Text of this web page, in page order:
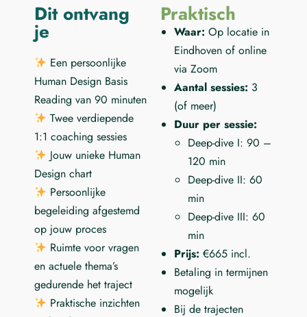
Dit ontvang
je
Een persoonlijke
Human Design Basis
Reading van 90 minuten
Twee verdiepende
1:1 coaching sessies
Jouw unieke Human
Design chart
Persoonlijke
begeleiding afgestemd
op jouw proces
Ruimte voor vragen
en actuele thema’s
gedurende het traject
Praktische inzichten
Praktisch
Waar: Op locatie in
Eindhoven of online
via Zoom
Aantal sessies: 3
(of meer)
Duur per sessie:
Deep-dive I: 90 –
120 min
Deep-dive II: 60
min
Deep-dive III: 60
min
Prijs: €665 incl.
Betaling in termijnen
mogelijk
Bij de trajecten